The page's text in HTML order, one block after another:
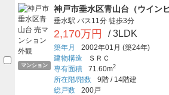
マンション
神戸市垂水区青山台（ウイン
垂水駅 バス11分 徒歩3分
2,170万円 / 3LDK
築年月 2002年01月 (築24年)
建物構造
ＳＲＣ
専有面積
71.60m2
所在階/階数 9階 /14階建
総戸数
200戸